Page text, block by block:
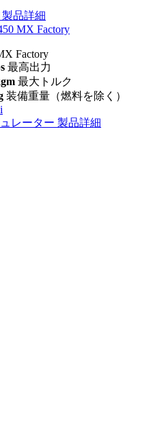
製品詳細
MX Factory
Factory
最高出力
最大トルク
装備重量（燃料を除く）
i
レーター 製品詳細